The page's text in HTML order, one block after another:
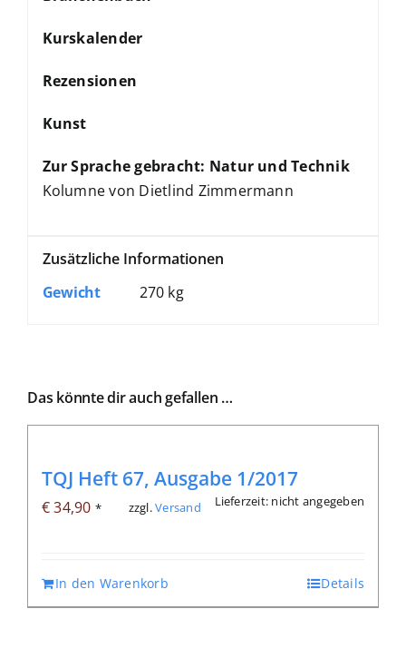
Kurskalender
Rezensionen
Kunst
Zur Sprache gebracht: Natur und Technik
Kolumne von Dietlind Zimmermann
Zusätzliche Informationen
Gewicht
270 kg
Das könnte dir auch gefallen …
TQJ Heft 67, Ausgabe 1/2017
€34,90 * zzgl.Versand Lieferzeit: nicht angegeben
In den Warenkorb Details